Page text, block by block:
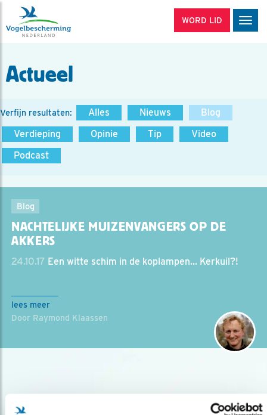
WORD LID
Actueel
Verfijn resultaten: Alles Nieuws
Blog
Verdieping
Opinie Tip
Video
Podcast
Blog
NACHTELIJKE MUIZENVANGERS OP DE
AKKERS
24.10.17 Een witte schim in de koplampen... Kerkuil?!
lees meer
Door Raymond Klaassen